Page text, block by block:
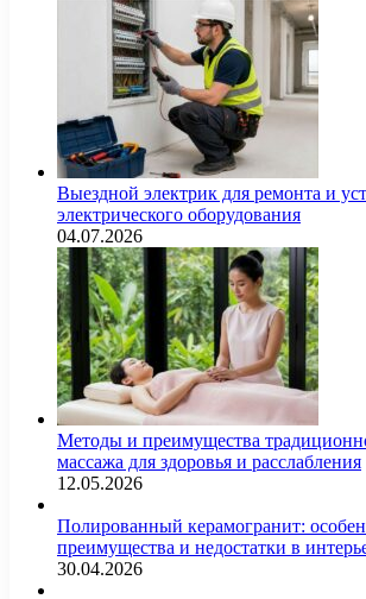
Выездной электрик для ремонта и
электрического оборудования
04.07.2026
Методы и преимущества
массажа для здоровья и расслабления
12.05.2026
Полированный керамогранит:
преимущества и недостатки в
30.04.2026